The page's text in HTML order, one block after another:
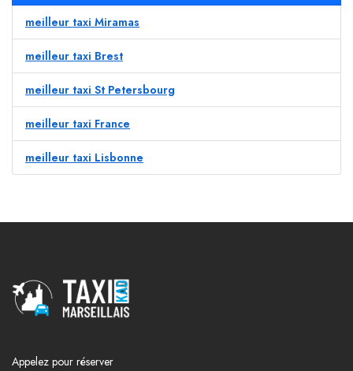
meilleur taxi Miramas
meilleur taxi Brest
meilleur taxi St Petersbourg
meilleur taxi France
meilleur taxi Lisbonne
Appelez pour réserver